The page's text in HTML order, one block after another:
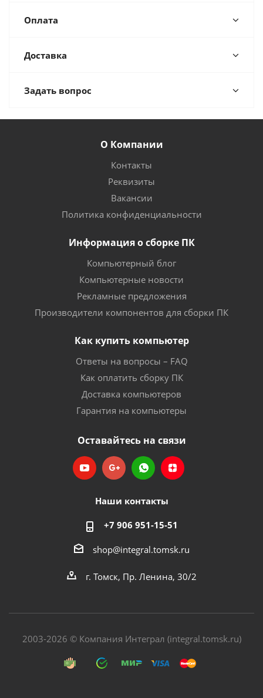
Оплата
Доставка
Задать вопрос
О Компании
Контакты
Реквизиты
Вакансии
Политика конфиденциальности
Информация о сборке ПК
Компьютерный блог
Компьютерные новости
Рекламные предложения
Производители компонентов для сборки ПК
Как купить компьютер
Ответы на вопросы – FAQ
Как оплатить сборку ПК
Доставка компьютеров
Гарантия на компьютеры
Оставайтесь на связи
Наши контакты
+7 906 951-15-51
shop@integral.tomsk.ru
г. Томск, Пр. Ленина, 30/2
2003-2026 © Компания Интеграл (integral.tomsk.ru)